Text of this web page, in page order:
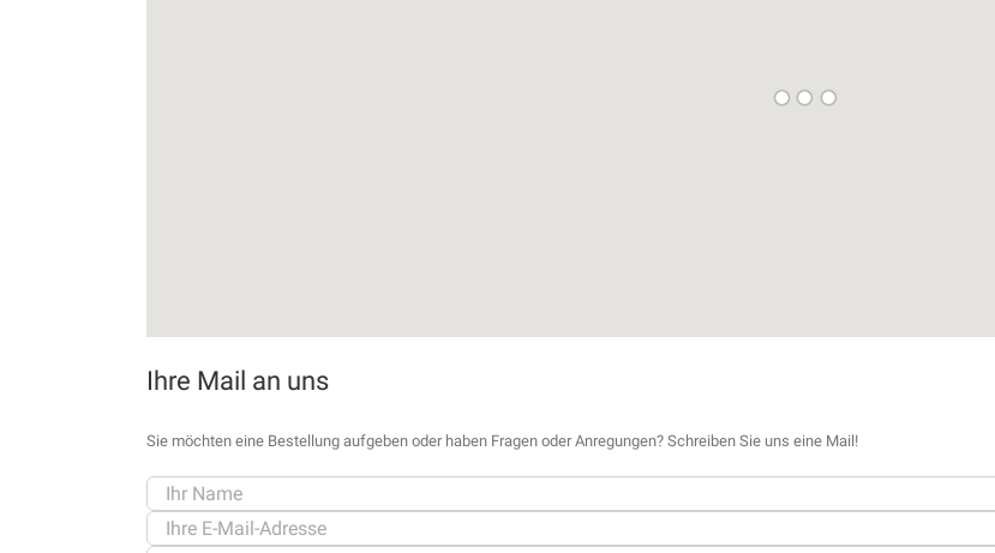
Ihre Mail an uns
Sie möchten eine Bestellung aufgeben oder haben Fragen oder Anregungen? Schreiben Sie uns eine Mail!